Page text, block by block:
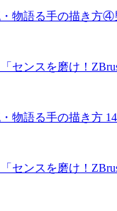
物語る手の描き方④
センスを磨け！
物語る手の描き方
センスを磨け！